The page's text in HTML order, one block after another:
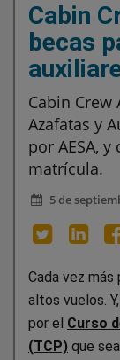
Cabin
becas
Cabin
Azafatas y
por AESA,
matrícula.
5 de
Cada vez más
altos vuelos.
por el Curso
(TCP) que